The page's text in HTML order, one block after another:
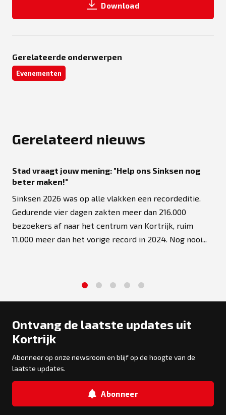
Download
Gerelateerde onderwerpen
Evenementen
Gerelateerd nieuws
Stad vraagt jouw mening: "Help ons Sinksen nog
beter maken!"
Sinksen 2026 was op alle vlakken een recordeditie.
Gedurende vier dagen zakten meer dan 216.000
bezoekers af naar het centrum van Kortrijk, ruim
11.000 meer dan het vorige record in 2024. Nog nooi...
Ontvang de laatste updates uit
Kortrijk
Abonneer op onze newsroom en blijf op de hoogte van de
laatste updates.
Abonneer